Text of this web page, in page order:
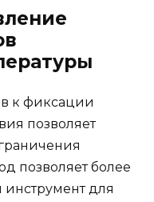
к фиксации
позволяет
позволяет более
для